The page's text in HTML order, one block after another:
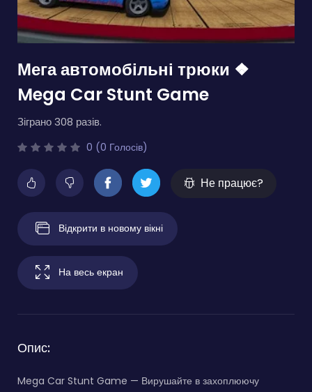
Мега автомобільні трюки ❖
Mega Car Stunt Game
Зіграно 308 разів.
0 (0 Голосів)
Не працює?
Відкрити в новому вікні
На весь екран
Опис:
Mega Car Stunt Game — Вирушайте в захоплюючу